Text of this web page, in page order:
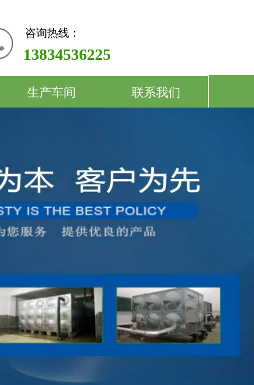
生产车间 联系我们
咨询热线：
13834536225